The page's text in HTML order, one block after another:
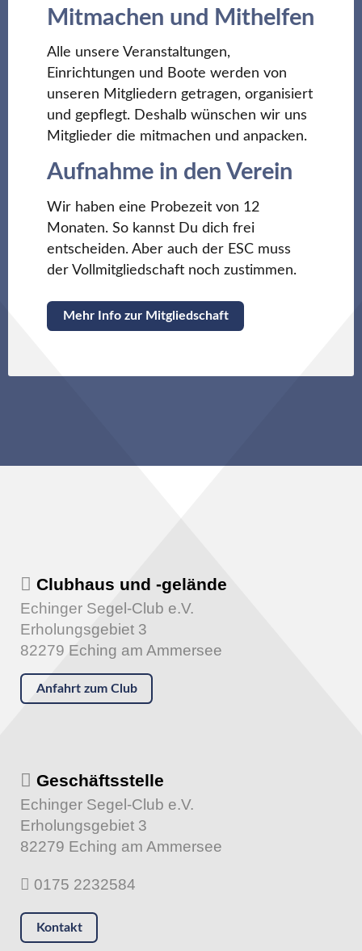
Mitmachen und Mithelfen
Alle unsere Veranstaltungen,
Einrichtungen und Boote werden von
unseren Mitgliedern getragen, organisiert
und gepflegt. Deshalb wünschen wir uns
Mitglieder die mitmachen und anpacken.
Aufnahme in den Verein
Wir haben eine Probezeit von 12
Monaten. So kannst Du dich frei
entscheiden. Aber auch der ESC muss
der Vollmitgliedschaft noch zustimmen.
Mehr Info zur Mitgliedschaft
Clubhaus und -gelände
Echinger Segel-Club e.V.
Erholungsgebiet 3
82279 Eching am Ammersee
Anfahrt zum Club
Geschäftsstelle
Echinger Segel-Club e.V.
Erholungsgebiet 3
82279 Eching am Ammersee
0175 2232584
Kontakt